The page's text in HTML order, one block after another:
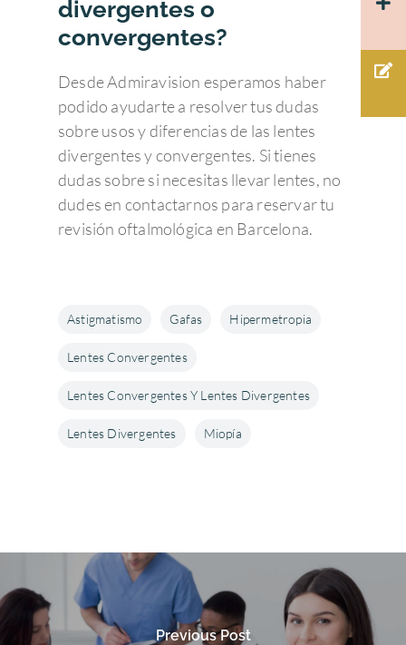
divergentes o
convergentes?
Desde Admiravision esperamos haber
podido ayudarte a resolver tus dudas
sobre usos y diferencias de las lentes
divergentes y convergentes. Si tienes
dudas sobre si necesitas llevar lentes, no
dudes en contactarnos para reservar tu
revisión oftalmológica en Barcelona.
Astigmatismo Gafas Hipermetropia
Lentes Convergentes
Lentes Convergentes Y Lentes Divergentes
Lentes Divergentes Miopía
Previous Post
LAGRIMALES
GLAUCOMA
Moscas volantes y
Retinosis
Uveítis
Oclusión de la vena
de la retina
Otras…
Retina y mácula
Rejuvenecimiento
mirada
Trabaja con nosotros
Docencia
Congresos
Sesiones clínicas
Admiravisión
Portal del paciente
Urgencias
Barcelona 24H